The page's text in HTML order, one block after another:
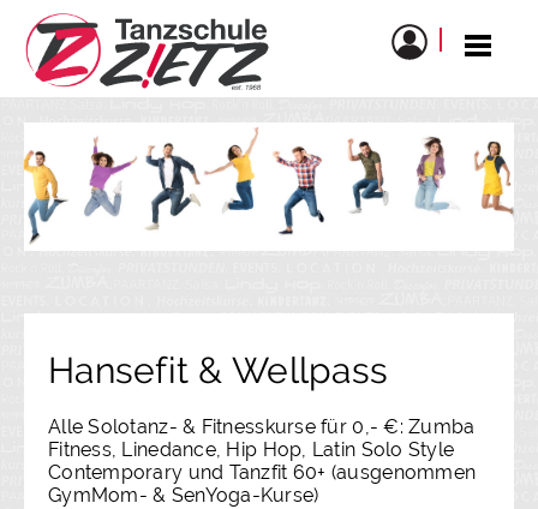
Hansefit & Wellpass
Alle Solotanz- & Fitnesskurse für 0,- €: Zumba
Fitness, Linedance, Hip Hop, Latin Solo Style
Contemporary und Tanzfit 60+ (ausgenommen
GymMom- & SenYoga-Kurse)